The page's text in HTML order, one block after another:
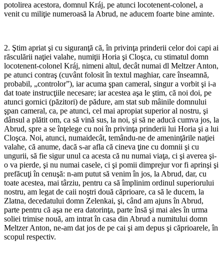
potolirea acestora, domnul Kráj, pe atunci locotenent-colonel, a
venit cu miliţie numeroasă la Abrud, ne aducem foarte bine aminte.
2. Ştim apriat şi cu siguranţă că, în privinţa prinderii celor doi capi ai
răsculării naţiei valahe, numiţii Horia şi Cloşca, cu stimatul domn
locotenent-colonel Kráj, nimeni altul, decât numai dl Meltzer Anton,
pe atunci contraş (cuvânt folosit în textul maghiar, care înseamnă,
probabil, „controlor”), iar acuma şpan cameral, singur a vorbit şi i-a
dat toate instrucţiile necesare; iar acestea aşa le ştim, că noi doi, pe
atunci gornici (păzitori) de pădure, am stat sub mâinile domnului
şpan cameral, ca, pe atunci, cel mai apropiat superior al nostru, şi
dânsul a plătit om, ca să vină sus, la noi, şi să ne aducă cumva jos, la
Abrud, spre a se în­ţelege cu noi în privinţa prinderii lui Horia şi a lui
Cloşca. Noi, atunci, numaidecât, temându-ne de ameninţările naţiei
valahe, că anume, dacă s-ar afla că cineva ţine cu domnii şi cu
ungurii, să fie sigur unul ca acesta că nu numai viaţa, ci şi averea şi-
o va pierde, şi nu numai casele, ci şi pomii dimprejur vor fi aprinşi şi
prefăcuţi în cenuşă: n-am putut să venim în jos, la Abrud, dar, cu
toate acestea, mai târziu, pentru ca să împlinim ordinul superiorului
nostru, am legat de caii noştri două căprioare, ca să le ducem, la
Zlatna, decedatului domn Zelenkai, şi, când am ajuns în Abrud,
parte pentru că aşa ne era datorinţa, parte însă şi mai ales în urma
soliei trimise nouă, am intrat în casa din Abrud a numitului domn
Meltzer Anton, ne-am dat jos de pe cai şi am depus şi căprioarele, în
scopul respectiv.